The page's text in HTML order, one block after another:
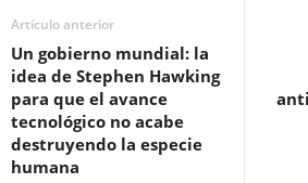
Artículo anterior
Un gobierno mundial: la
idea de Stephen Hawking
para que el avance
tecnológico no acabe
destruyendo la especie
humana